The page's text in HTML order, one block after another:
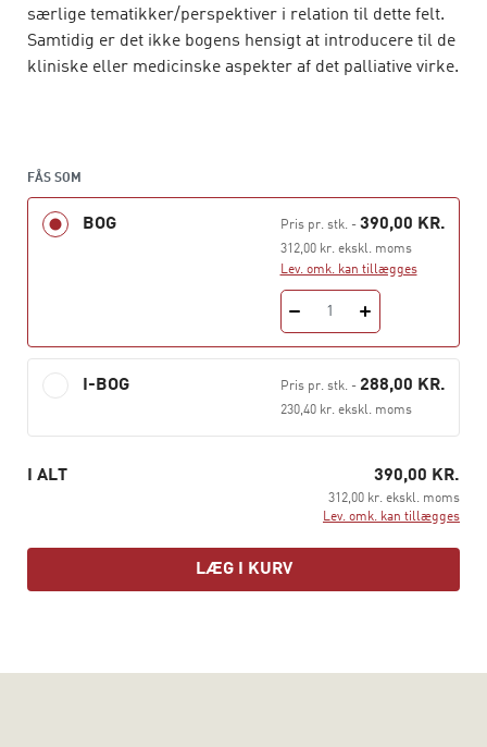
særlige tematikker/perspektiver i relation til dette felt.
Samtidig er det ikke bogens hensigt at introducere til de
kliniske eller medicinske aspekter af det palliative virke.
Bogen henvender sig til professionelle og studerende
inden for det sundhedsfaglige og sociale område og kan
palliation), men de enkelte kapitler kan også læses
FÅS SOM
BOG Pris pr. stk.- 390,00 KR.
312,00 kr. ekskl. moms
Lev. omk. kan tillægges
1
I-BOG Pris pr. stk.- 288,00 KR.
230,40 kr. ekskl. moms
I ALT 390,00 KR.
312,00 kr. ekskl. moms
Lev. omk. kan tillægges
LÆG I KURV